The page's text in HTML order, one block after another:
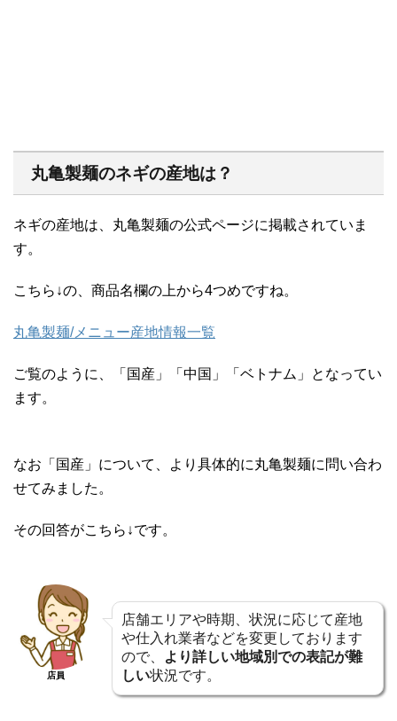
丸亀製麺のネギの産地は？
ネギの産地は、丸亀製麺の公式ページに掲載されていま
す。
こちら↓の、商品名欄の上から4つめですね。
丸亀製麺/メニュー産地情報一覧
ご覧のように、「国産」「中国」「ベトナム」となってい
ます。
なお「国産」について、より具体的に丸亀製麺に問い合わ
せてみました。
その回答がこちら↓です。
店員
店舗エリアや時期、状況に応じて産地
や仕入れ業者などを変更しております
ので、
より詳しい地域別での表記が難
しい状況です。